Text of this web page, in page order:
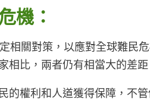
機：
相關對策，以應對全球難
相比，兩者仍有相當大的差距
的權利和人道獲得保障，不